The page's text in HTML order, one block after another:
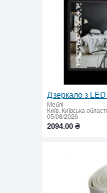
Меблі -
05/08/2026
2094.00 ₴